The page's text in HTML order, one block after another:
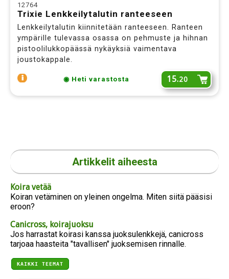
12764
Trixie Lenkkeilytalutin ranteeseen
Lenkkeilytalutin kiinnitetään ranteeseen. Ranteen
ympärille tulevassa osassa on pehmuste ja hihnan
pistoolilukkopäässä nykäyksiä vaimentava
joustokappale.
◉ Heti varastosta 15.20
Haluatko saada nämä Bob Martin
lemmikkipyyhkeetpuoleen hintaan
(vain 4,85 euroa) ostosi yhteydessä?
LISÄÄ OSTOSKORIIN EI KIITOS
Artikkelit aiheesta
Koira vetää
Koiran vetäminen on yleinen ongelma. Miten siitä pääsisi
eroon?
Canicross, koirajuoksu
Jos harrastat koirasi kanssa juoksulenkkejä, canicross
tarjoaa haasteita "tavallisen" juoksemisen rinnalle.
KAIKKI TEEMAT